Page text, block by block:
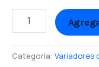
Categoría: Variadores